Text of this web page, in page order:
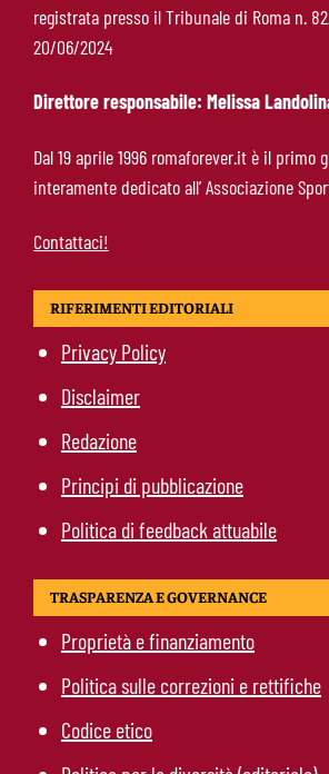
Molina-Roma, arrivo
sbloccare un altro
registrata presso il Tribunale di Roma n.
20/06/2024
Direttore responsabile: Melissa
Dal 19 aprile 1996 romaforever.it è il primo
interamente dedicato all’ Associazione
Contattaci!
RIFERIMENTI EDITORIALI
Privacy Policy
Disclaimer
Redazione
Principi di pubblicazione
Politica di feedback attuabile
TRASPARENZA E GOVERNANCE
Proprietà e finanziamento
Politica sulle correzioni e rettifiche
Codice etico